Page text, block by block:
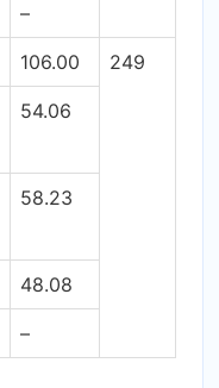
–
106.00 249
54.06
58.23
48.08
–